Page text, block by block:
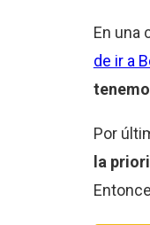
En una
de ir a
Por
la